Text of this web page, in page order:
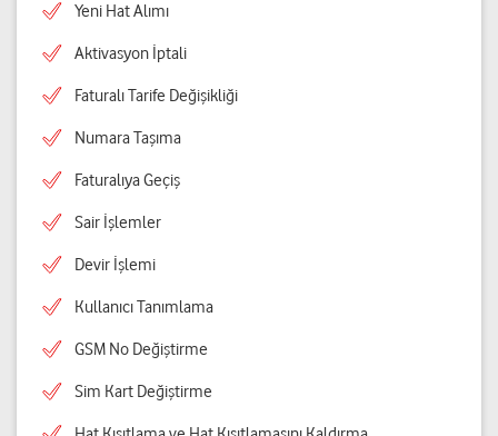
Yeni Hat Alımı
Aktivasyon İptali
Faturalı Tarife Değişikliği
Numara Taşıma
Faturalıya Geçiş
Sair İşlemler
Devir İşlemi
Kullanıcı Tanımlama
GSM No Değiştirme
Sim Kart Değiştirme